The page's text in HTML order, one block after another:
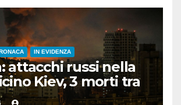
IN EVIDENZA
attacchi russi nella
Kiev, 3 morti tra